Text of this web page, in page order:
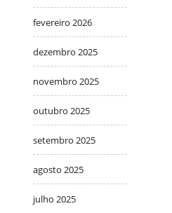
fevereiro 2026
dezembro 2025
novembro 2025
outubro 2025
setembro 2025
agosto 2025
julho 2025